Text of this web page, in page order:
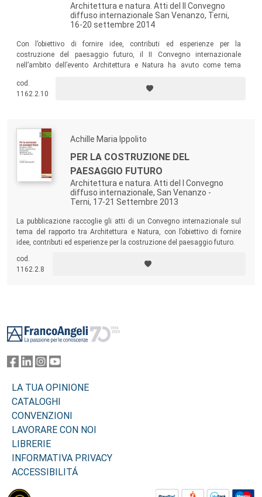
Architettura e natura. Atti del II Convegno
diffuso internazionale San Venanzo, Terni,
16-20 settembre 2014
Con l’obiettivo di fornire idee, contributi ed esperienze per la
costruzione del paesaggio futuro, il II Convegno internazionale
nell’ambito dell’evento Architettura e Natura ha avuto come tema
comprende gli interventi di tutti i relatori e rappresenta in pieno il valore
scientifico e illustrativo del convegno.
cod.
1162.2.10
Achille Maria Ippolito
PER LA COSTRUZIONE DEL
PAESAGGIO FUTURO
Architettura e natura. Atti del I Convegno
diffuso internazionale, San Venanzo -
Terni, 17-21 Settembre 2013
La pubblicazione raccoglie gli atti di un Convegno internazionale sul
tema del rapporto tra Architettura e Natura, con l’obiettivo di fornire
idee, contributi ed esperienze per la costruzione del paesaggio futuro.
cod.
1162.2.8
LA TUA OPINIONE
CATALOGHI
CONVENZIONI
LAVORARE CON NOI
LIBRERIE
INFORMATIVA PRIVACY
ACCESSIBILITÁ